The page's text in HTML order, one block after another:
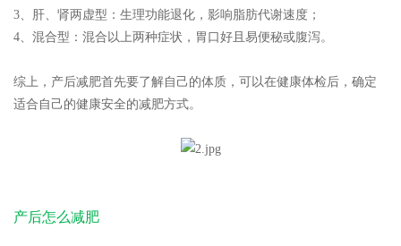
3、肝、肾两虚型：生理功能退化，影响脂肪代谢速度；
4、混合型：混合以上两种症状，胃口好且易便秘或腹泻。
综上，产后减肥首先要了解自己的体质，可以在健康体检后，确定
适合自己的健康安全的减肥方式。
产后怎么减肥